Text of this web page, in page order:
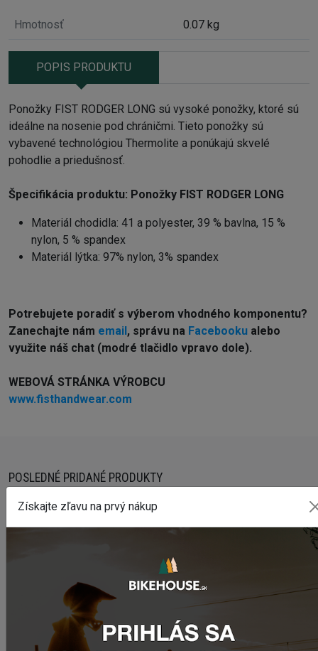
Hmotnosť 0.07 kg
POPIS PRODUKTU
Ponožky FIST RODGER LONG sú vysoké ponožky, ktoré sú
ideálne na nosenie pod chráničmi. Tieto ponožky sú
vybavené technológiou Thermolite a ponúkajú skvelé
pohodlie a priedušnosť.
Špecifikácia produktu: Ponožky FIST RODGER LONG
Materiál chodidla: 41 a polyester, 39 % bavlna, 15 %
nylon, 5 % spandex
Materiál lýtka: 97% nylon, 3% spandex
Potrebujete poradiť s výberom vhodného komponentu?
Zanechajte nám email , správu na Facebooku alebo
využite náš chat (modré tlačidlo vpravo dole).
WEBOVÁ STRÁNKA VÝROBCU
www.fisthandwear.com
POSLEDNÉ PRIDANÉ PRODUKTY
Zimušné Rukavice CHROMAG SIGNAL
44,95 €
Získajte zľavu na prvý nákup